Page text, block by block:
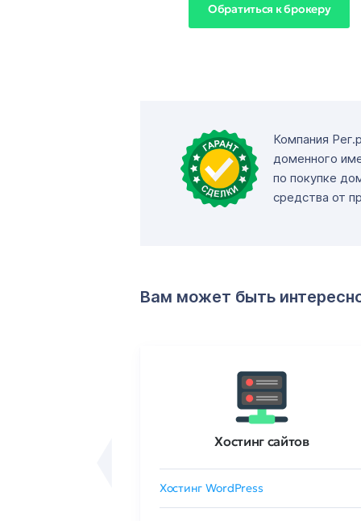
Обратиться к брокеру
Компания
доменного
по покупке
средства от
Вам может быть
Хостинг сайтов
Хостинг WordPress